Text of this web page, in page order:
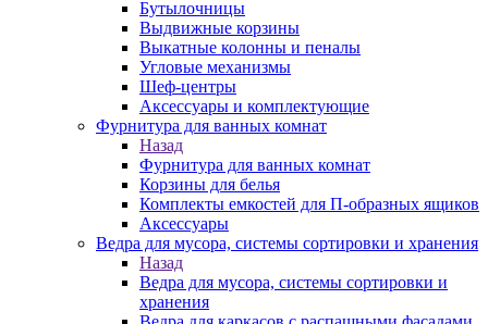
Бутылочницы
Выдвижные корзины
Выкатные колонны и пеналы
Угловые механизмы
Шеф-центры
Аксессуары и комплектующие
Фурнитура для ванных комнат
Назад
Фурнитура для ванных комнат
Корзины для белья
Комплекты емкостей для П-образных ящиков
Аксессуары
Ведра для мусора, системы сортировки и хранения
Назад
Ведра для мусора, системы сортировки и
хранения